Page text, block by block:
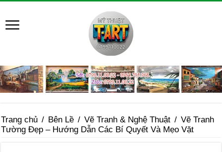
Trang chủ / Bên Lề / Vẽ Tranh & Nghệ Thuật / Vẽ Tranh
Tường Đẹp – Hướng Dẫn Các Bí Quyết Và Mẹo Vặt